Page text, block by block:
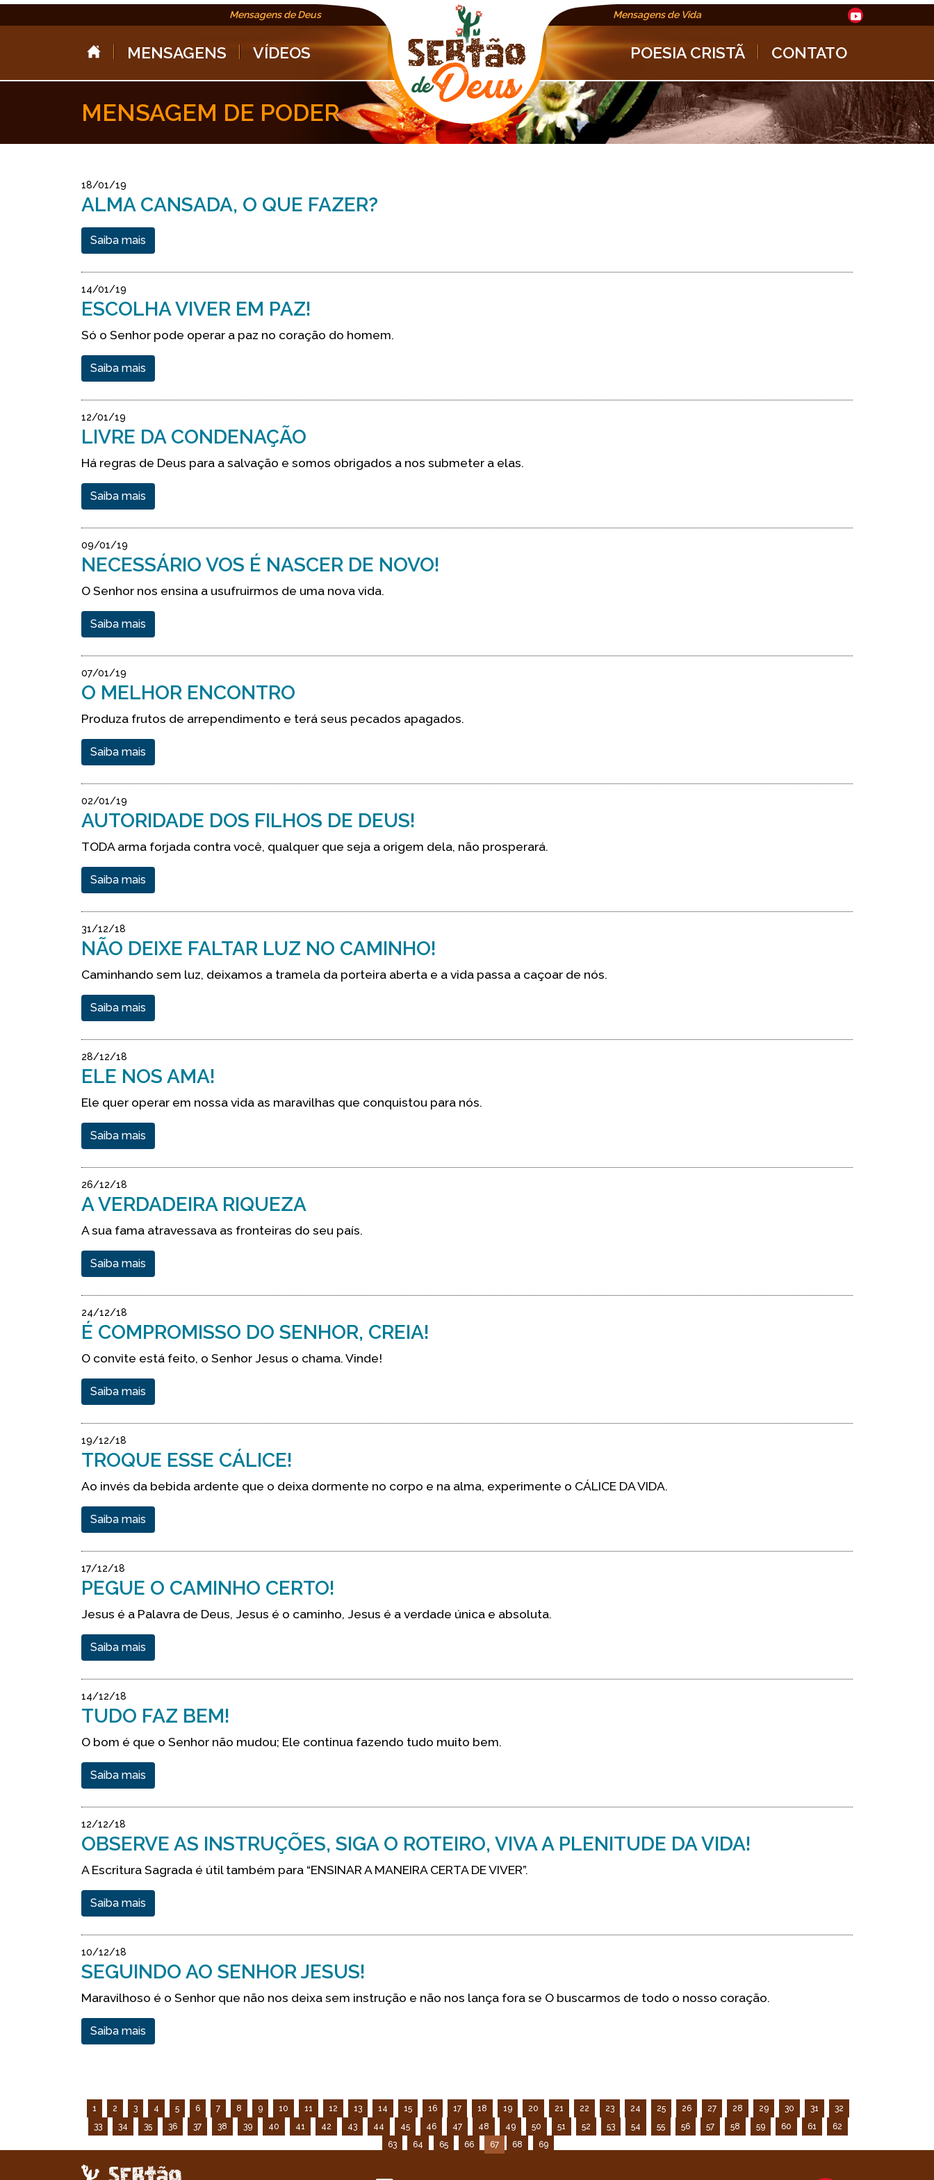
Mensagens de Deus Mensagens de Vida
MENSAGENS VÍDEOS POESIA CRISTÃ CONTATO
MENSAGEM DE PODER
18/01/19
ALMA CANSADA, O QUE FAZER?
Saiba mais
14/01/19
ESCOLHA VIVER EM PAZ!
Só o Senhor pode operar a paz no coração do homem.
Saiba mais
12/01/19
LIVRE DA CONDENAÇÃO
Há regras de Deus para a salvação e somos obrigados a nos submeter a elas.
Saiba mais
09/01/19
NECESSÁRIO VOS É NASCER DE NOVO!
O Senhor nos ensina a usufruirmos de uma nova vida.
Saiba mais
07/01/19
O MELHOR ENCONTRO
Produza frutos de arrependimento e terá seus pecados apagados.
Saiba mais
02/01/19
AUTORIDADE DOS FILHOS DE DEUS!
TODA arma forjada contra você, qualquer que seja a origem dela, não prosperará.
Saiba mais
31/12/18
NÃO DEIXE FALTAR LUZ NO CAMINHO!
Caminhando sem luz, deixamos a tramela da porteira aberta e a vida passa a caçoar de nós.
Saiba mais
28/12/18
ELE NOS AMA!
Ele quer operar em nossa vida as maravilhas que conquistou para nós.
Saiba mais
26/12/18
A VERDADEIRA RIQUEZA
A sua fama atravessava as fronteiras do seu país.
Saiba mais
24/12/18
É COMPROMISSO DO SENHOR, CREIA!
O convite está feito, o Senhor Jesus o chama. Vinde!
Saiba mais
19/12/18
TROQUE ESSE CÁLICE!
Ao invés da bebida ardente que o deixa dormente no corpo e na alma, experimente o CÁLICE DA VIDA.
Saiba mais
17/12/18
PEGUE O CAMINHO CERTO!
Jesus é a Palavra de Deus, Jesus é o caminho, Jesus é a verdade única e absoluta.
Saiba mais
14/12/18
TUDO FAZ BEM!
O bom é que o Senhor não mudou; Ele continua fazendo tudo muito bem.
Saiba mais
12/12/18
OBSERVE AS INSTRUÇÕES, SIGA O ROTEIRO, VIVA A PLENITUDE DA VIDA!
A Escritura Sagrada é útil também para “ENSINAR A MANEIRA CERTA DE VIVER”.
Saiba mais
10/12/18
SEGUINDO AO SENHOR JESUS!
Maravilhoso é o Senhor que não nos deixa sem instrução e não nos lança fora se O buscarmos de todo o nosso coração.
Saiba mais
1 2 3 4 5 6 7 8 9 10 11 12 13 14 15 16 17 18 19 20 21 22 23 24 25 26 27 28 29 30 31
32
33
34 35 36 37 38 39 40 41 42 43 44 45 46 47 48 49 50 51 52 53 54 55 56 57 58 59 60 61
62
63
64 65 66 67 68 69